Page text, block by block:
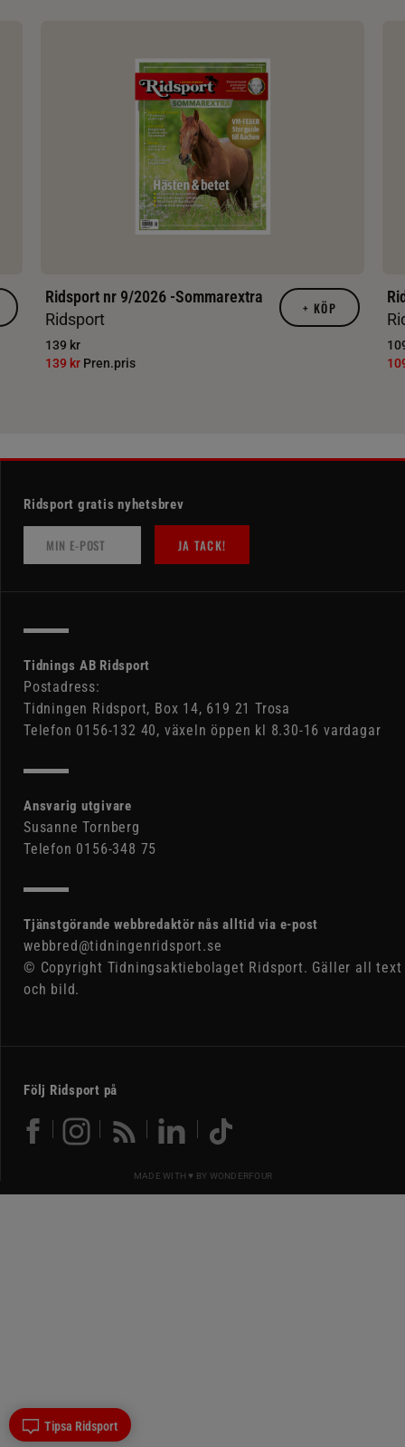
Ridsport nr 9/2026 -Sommarextra
Ridsport
139 kr
139 kr Pren.pris
+ KÖP
Tipsa Ridsport
Ridsport gratis nyhetsbrev
JA TACK!
Tidnings AB Ridsport
Postadress:
Tidningen Ridsport, Box 14, 619 21 Trosa
Telefon 0156-132 40, växeln öppen kl 8.30-16 vardagar
Ansvarig utgivare
Susanne Tornberg
Telefon 0156-348 75
Tjänstgörande webbredaktör nås alltid via e-post
webbred@tidningenridsport.se
© Copyright Tidningsaktiebolaget Ridsport. Gäller all text
och bild.
Följ Ridsport på
MADE WITH ♥ BY WONDERFOUR